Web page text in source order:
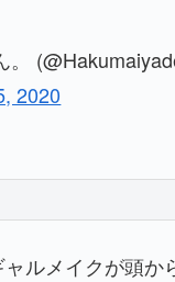
2020
ルメイクが頭か